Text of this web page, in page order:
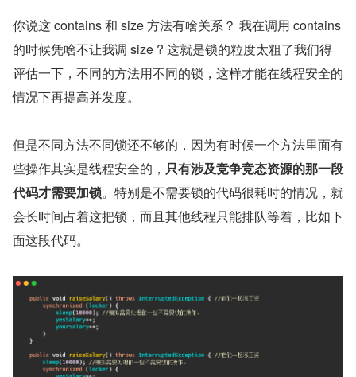
你说这 contains 和 size 方法有啥关系？ 我在调用 contains
的时候凭啥不让我调 size ? 这就是锁的粒度太粗了我们得
评估一下，不同的方法用不同的锁，这样才能在线程安全的
情况下再提高并发度。
但是不同方法不同锁还不够的，因为有时候一个方法里面有
些操作其实是线程安全的， 只有涉及竞争竞态资源的那一段
代码才需要加锁。特别是不需要锁的代码很耗时的情况，就
会长时间占着这把锁，而且其他线程只能排队等着，比如下
面这段代码。